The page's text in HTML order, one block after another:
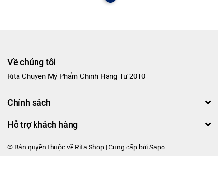
Về chúng tôi
Rita Chuyên Mỹ Phẩm Chính Hãng Từ 2010
Chính sách
Hỗ trợ khách hàng
© Bản quyền thuộc về Rita Shop | Cung cấp bởiSapo